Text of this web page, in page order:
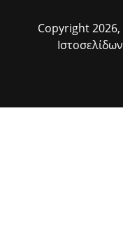
Copyright 2026,
Ιστοσελίδων